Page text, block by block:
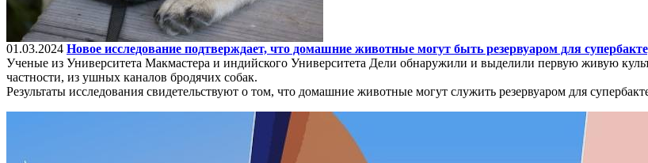
01.03.2024 Новое исследование подтверждает, что домашние животные могут быть резервуаром для
Ученые из Университета Макмастера и индийского Университета Дели обнаружили и выделили первую живую
частности, из ушных каналов бродячих собак.
Результаты исследования свидетельствуют о том, что домашние животные могут служить резервуаром для